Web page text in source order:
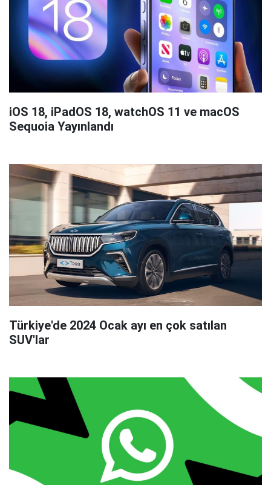
iOS 18, iPadOS 18, watchOS 11 ve macOS
Sequoia Yayınlandı
Türkiye'de 2024 Ocak ayı en çok satılan
SUV'lar